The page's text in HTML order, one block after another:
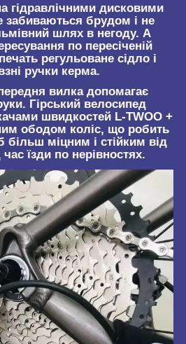
гідравлічними дисковими
забиваються брудом і не
шлях в негоду. А
по пересіченій
регульоване сідло і
ручки керма.
вилка допомагає
Гірський велосипед
швидкостей L-TWOO +
ободом коліс, що робить
більш міцним і стійким від
їзди по нерівностях.